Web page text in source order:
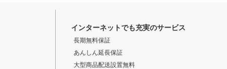
インターネットでも充実のサービス
長期無料保証
あんしん延長保証
大型商品配送設置無料